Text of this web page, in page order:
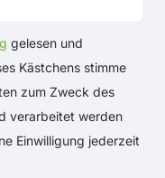
gelesen und
Kästchens stimme
zum Zweck des
verarbeitet werden
Einwilligung jederzeit